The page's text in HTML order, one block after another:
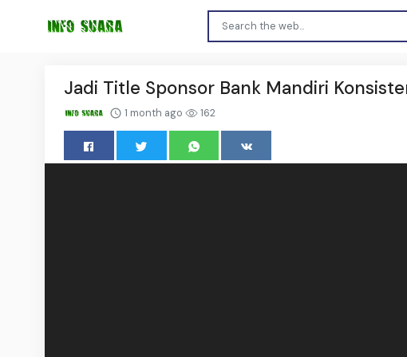
Jadi Title Sponsor Bank Mandiri
1 month ago 162